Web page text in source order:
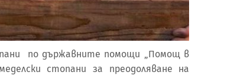
по държавните помощи „Помощ в
стопани за преодоляване на